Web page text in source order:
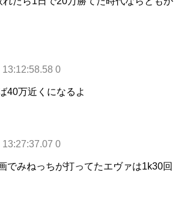
0
40万近くになるよ
0
でみねっちが打ってたエヴァは1k30回